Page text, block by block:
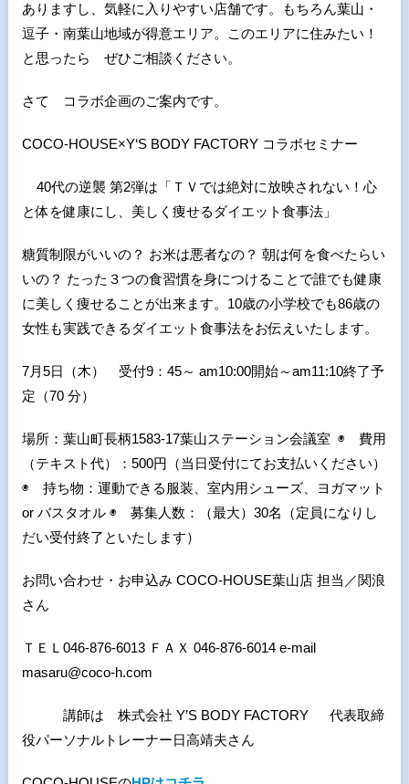
ありますし、気軽に入りやすい店舗です。もちろん葉山・
逗子・南葉山地域が得意エリア。このエリアに住みたい！
と思ったら ぜひご相談ください。
さて コラボ企画のご案内です。
COCO-HOUSE×Y‘S BODY FACTORY コラボセミナー
40代の逆襲 第2弾は「ＴＶでは絶対に放映されない！心
と体を健康にし、美しく痩せるダイエット食事法」
糖質制限がいいの？ お米は悪者なの？ 朝は何を食べたらい
いの？ たった３つの食習慣を身につけることで誰でも健康
に美しく痩せることが出来ます。10歳の小学校でも86歳の
女性も実践できるダイエット食事法をお伝えいたします。
7月5日（木） 受付9：45～ am10:00開始～am11:10終了予
定（70 分）
場所：葉山町長柄1583-17葉山ステーション会議室 ◉ 費用
（テキスト代）：500円（当日受付にてお支払いください）
◉ 持ち物：運動できる服装、室内用シューズ、ヨガマット
or バスタオル ◉ 募集人数：（最大）30名（定員になりし
だい受付終了といたします）
お問い合わせ・お申込み COCO-HOUSE葉山店 担当／関浪
さん
ＴＥＬ046-876-6013 ＦＡＸ 046-876-6014 e-mail
masaru@coco-h.com
講師は 株式会社 Y’S BODY FACTORY 代表取締
役パーソナルトレーナー日高靖夫さん